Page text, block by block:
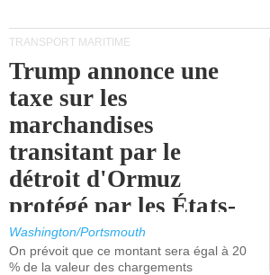
TRANSPORT MARITIME
Trump annonce une
taxe sur les
marchandises
transitant par le
détroit d'Ormuz
protégé par les États-
Unis.
Washington/Portsmouth
On prévoit que ce montant sera égal à 20
% de la valeur des chargements